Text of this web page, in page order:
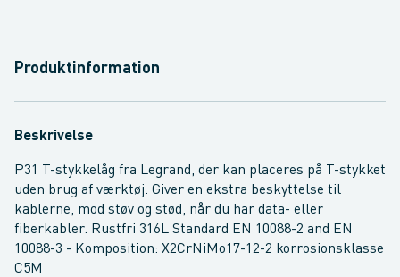
Produktinformation
Beskrivelse
P31 T-stykkelåg fra Legrand, der kan placeres på T-stykket
uden brug af værktøj. Giver en ekstra beskyttelse til
kablerne, mod støv og stød, når du har data- eller
fiberkabler. Rustfri 316L Standard EN 10088-2 and EN
10088-3 - Komposition: X2CrNiMo17-12-2 korrosionsklasse
C5M